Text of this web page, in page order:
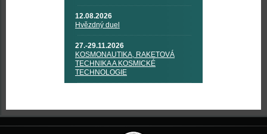
12.08.2026
Hvězdný duel
27.-29.11.2026
KOSMONAUTIKA, RAKETOVÁ
TECHNIKA A KOSMICKÉ
TECHNOLOGIE